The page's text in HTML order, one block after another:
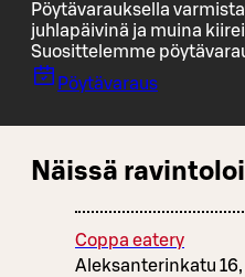
Pöytävarauksella
juhlapäivinä ja muina
Suosittelemme
Pöytävaraus
Näissä
Coppa eatery
Aleksanterinkatu 16,